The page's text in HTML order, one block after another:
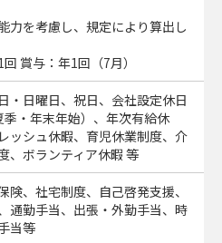
力を考慮し、規定により算出し
賞与：年1回（7月）
・日曜日、祝日、会社設定休日
季・年末年始）、年次有給休
ッシュ休暇、育児休業制度、介
、ボランティア休暇 等
険、社宅制度、自己啓発支援、
通勤手当、出張・外勤手当、時
当等